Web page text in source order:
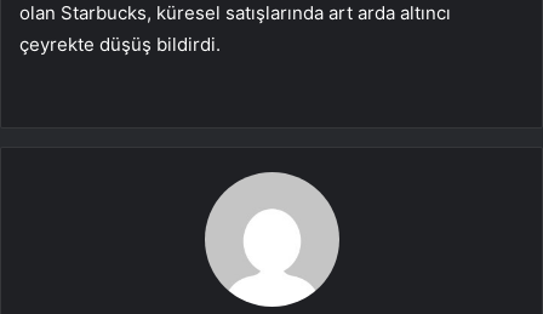
olan Starbucks, küresel satışlarında art arda altıncı
çeyrekte düşüş bildirdi. ​​​​​​